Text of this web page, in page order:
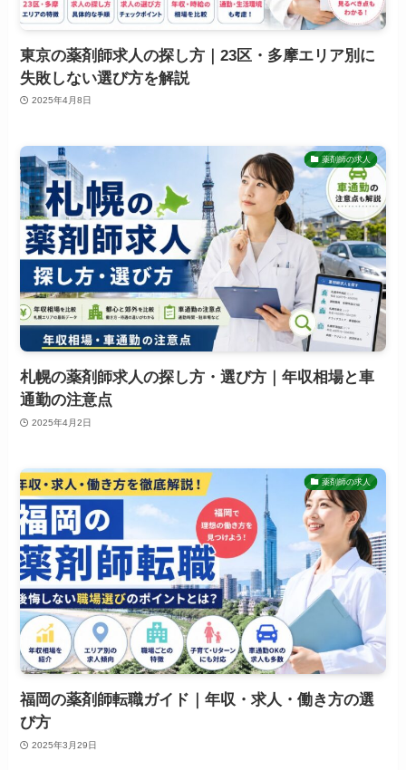
東京の薬剤師求人の探し方｜23区・多摩エリア別に
失敗しない選び方を解説
2025年4月8日
薬剤師の求人
札幌の薬剤師求人の探し方・選び方｜年収相場と車
通勤の注意点
2025年4月2日
薬剤師の求人
福岡の薬剤師転職ガイド｜年収・求人・働き方の選
び方
2025年3月29日